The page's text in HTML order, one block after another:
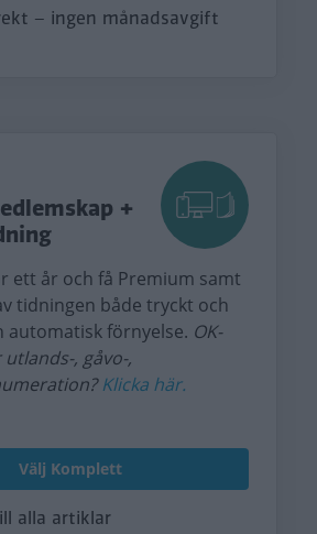
– ingen månadsavgift
+
ett år och få Premium samt
tidningen både tryckt och
automatisk förnyelse. OK-
, gåvo-,
Klicka här.
Välj Komplett
alla artiklar